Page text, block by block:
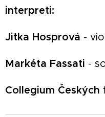
interpreti:
Jitka Hosprová -
Markéta Fassati -
Collegium Českých